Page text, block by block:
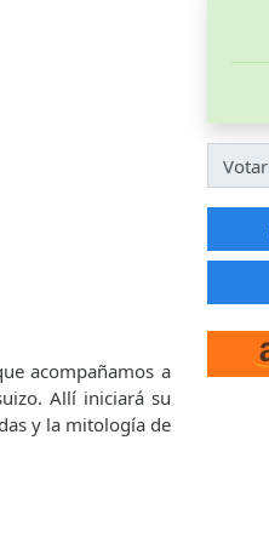
acompañamos a
Allí iniciará su
y la mitología de
Votar